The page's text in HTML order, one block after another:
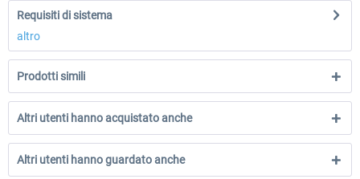
Requisiti di sistema
altro
Prodotti simili
Altri utenti hanno acquistato anche
Altri utenti hanno guardato anche